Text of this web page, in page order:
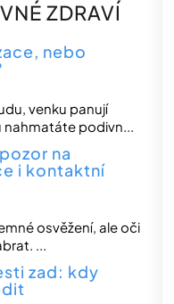
ZDRAVÍ
nebo
venku panují
nahmatáte podivn...
na
i kontaktní
osvěžení, ale oči
...
zad: kdy